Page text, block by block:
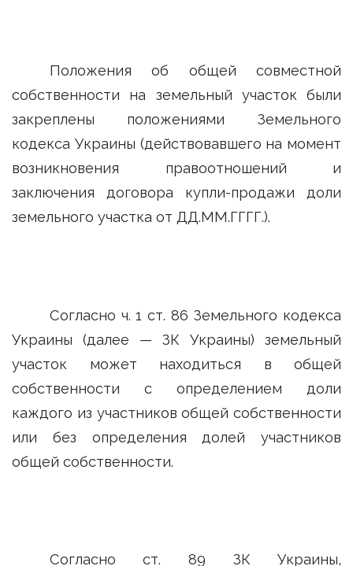
Положения об общей совместной
собственности на земельный участок были
закреплены положениями Земельного
кодекса Украины (действовавшего на момент
возникновения правоотношений и
заключения договора купли-продажи доли
земельного участка от ДД.ММ.ГГГГ.).
Согласно ч. 1 ст. 86 Земельного кодекса
Украины (далее — ЗК Украины) земельный
участок может находиться в общей
собственности с определением доли
каждого из участников общей собственности
или без определения долей участников
общей собственности.
Согласно ст. 89 ЗК Украины,